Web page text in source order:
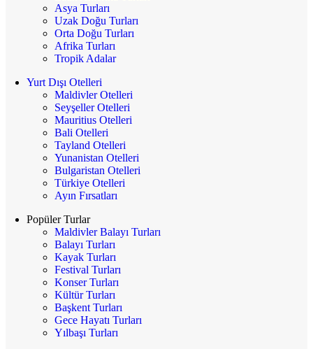
Asya Turları
Uzak Doğu Turları
Orta Doğu Turları
Afrika Turları
Tropik Adalar
Yurt Dışı Otelleri
Maldivler Otelleri
Seyşeller Otelleri
Mauritius Otelleri
Bali Otelleri
Tayland Otelleri
Yunanistan Otelleri
Bulgaristan Otelleri
Türkiye Otelleri
Ayın Fırsatları
Popüler Turlar
Maldivler Balayı Turları
Balayı Turları
Kayak Turları
Festival Turları
Konser Turları
Kültür Turları
Başkent Turları
Gece Hayatı Turları
Yılbaşı Turları